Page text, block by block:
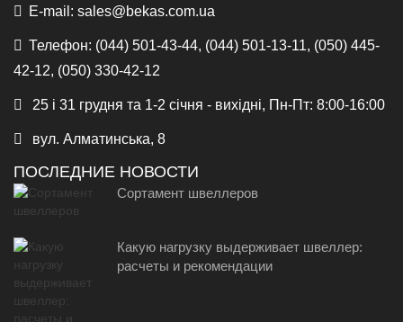
E-mail: sales@bekas.com.ua
Телефон: (044) 501-43-44, (044) 501-13-11, (050) 445-
42-12, (050) 330-42-12
25 і 31 грудня та 1-2 січня - вихідні, Пн-Пт: 8:00-16:00
вул. Алматинська, 8
ПОСЛЕДНИЕ НОВОСТИ
Сортамент швеллеров
Какую нагрузку выдерживает швеллер:
расчеты и рекомендации